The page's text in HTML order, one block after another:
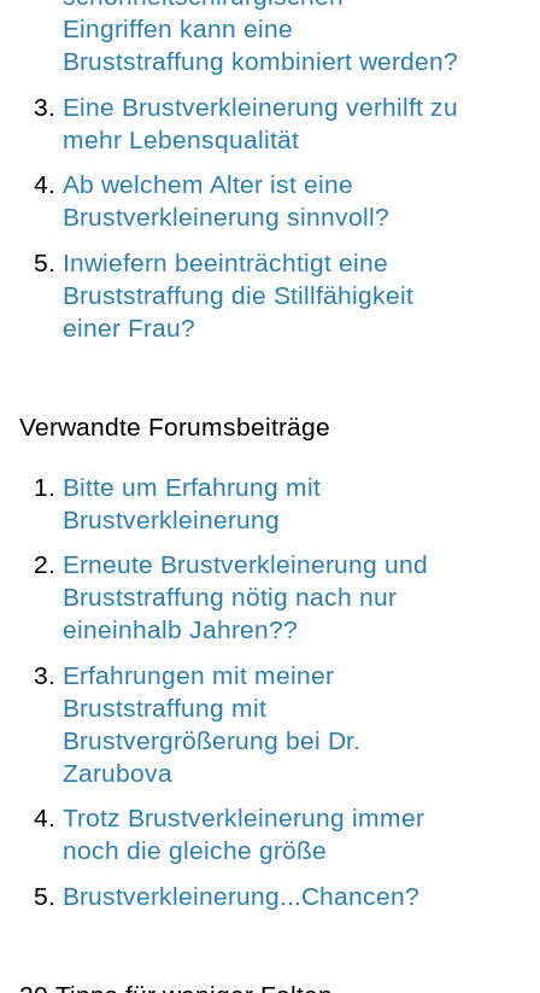
Eingriffen kann eine
Bruststraffung kombiniert werden?
Eine Brustverkleinerung verhilft zu
mehr Lebensqualität
Ab welchem Alter ist eine
Brustverkleinerung sinnvoll?
Inwiefern beeinträchtigt eine
Bruststraffung die Stillfähigkeit
einer Frau?
Verwandte Forumsbeiträge
Bitte um Erfahrung mit
Brustverkleinerung
Erneute Brustverkleinerung und
Bruststraffung nötig nach nur
eineinhalb Jahren??
Erfahrungen mit meiner
Bruststraffung mit
Brustvergrößerung bei Dr.
Zarubova
Trotz Brustverkleinerung immer
noch die gleiche größe
Brustverkleinerung...Chancen?